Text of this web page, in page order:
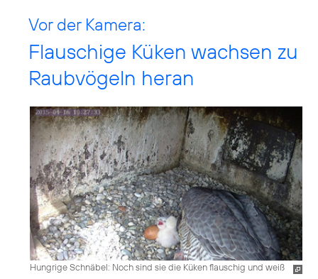
Vor der Kamera:
Flauschige Küken wachsen zu
Raubvögeln heran
Hungrige Schnäbel: Noch sind sie die Küken flauschig und weiß